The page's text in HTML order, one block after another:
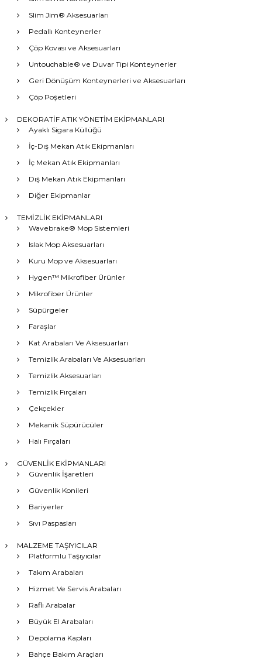
Slim Jim® Aksesuarları
Pedallı Konteynerler
Çöp Kovası ve Aksesuarları
Untouchable® ve Duvar Tipi Konteynerler
Geri Dönüşüm Konteynerleri ve Aksesuarları
Çöp Poşetleri
DEKORATİF ATIK YÖNETİM EKİPMANLARI
Ayaklı Sigara Küllüğü
İç-Dış Mekan Atık Ekipmanları
İç Mekan Atık Ekipmanları
Dış Mekan Atık Ekipmanları
Diğer Ekipmanlar
TEMİZLİK EKİPMANLARI
Wavebrake® Mop Sistemleri
Islak Mop Aksesuarları
Kuru Mop ve Aksesuarları
Hygen™ Mikrofiber Ürünler
Mikrofiber Ürünler
Süpürgeler
Faraşlar
Kat Arabaları Ve Aksesuarları
Temizlik Arabaları Ve Aksesuarları
Temizlik Aksesuarları
Temizlik Fırçaları
Çekçekler
Mekanik Süpürücüler
Halı Fırçaları
GÜVENLİK EKİPMANLARI
Güvenlik İşaretleri
Güvenlik Konileri
Bariyerler
Sıvı Paspasları
MALZEME TAŞIYICILAR
Platformlu Taşıyıcılar
Takım Arabaları
Hizmet Ve Servis Arabaları
Raflı Arabalar
Büyük El Arabaları
Depolama Kapları
Bahçe Bakım Araçları